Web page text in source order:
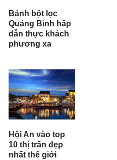
Bánh bột lọc
Quảng Bình hấp
dẫn thực khách
phương xa
Hội An vào top
10 thị trấn đẹp
nhất thế giới